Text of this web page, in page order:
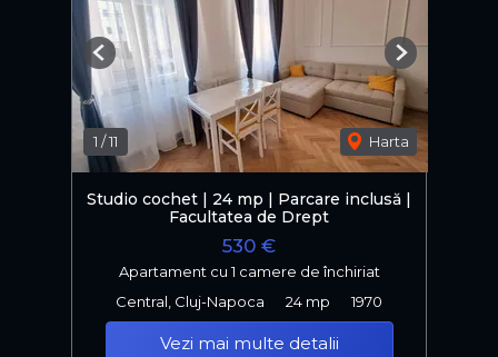
1 /11 Harta
Previous Next
Studio cochet | 24 mp | Parcare inclusă |
Facultatea de Drept
530 €
Apartament cu 1 camere de închiriat
Central, Cluj-Napoca
24 mp 1970
Vezi mai multe detalii